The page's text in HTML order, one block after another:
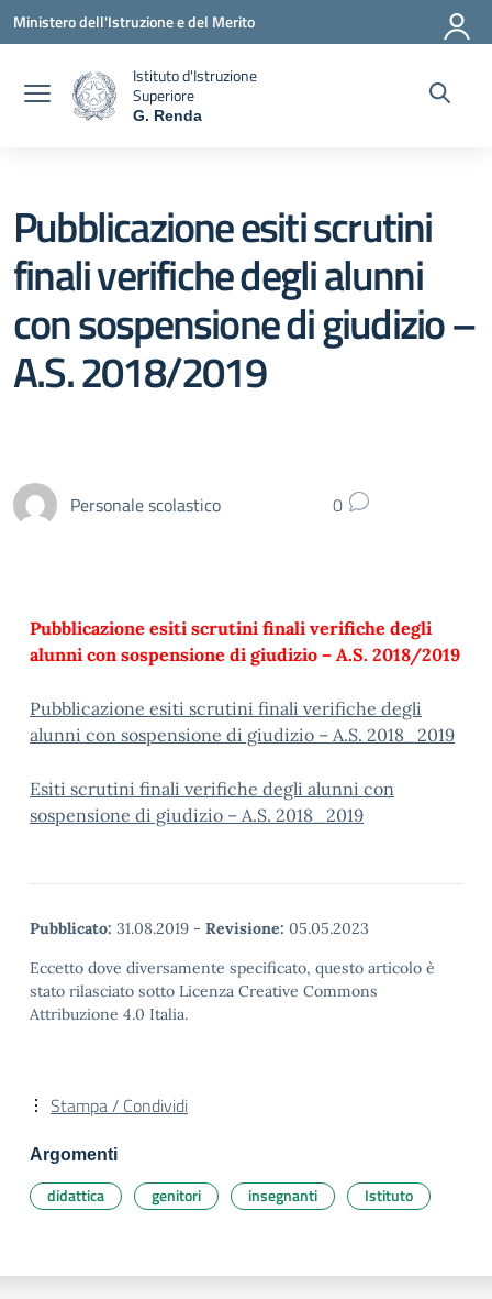
Vai ai contenuti
Vai al menu di navigazione
Vai al footer
Ministero dell'Istruzione e del Merito
Istituto d'Istruzione
Superiore
G. Renda
Pubblicazione esiti scrutini
finali verifiche degli alunni
con sospensione di giudizio –
A.S. 2018/2019
Personale scolastico 0
Pubblicazione esiti scrutini finali verifiche degli
alunni con sospensione di giudizio – A.S. 2018/2019
Pubblicazione esiti scrutini finali verifiche degli
alunni con sospensione di giudizio – A.S. 2018_2019
Esiti scrutini finali verifiche degli alunni con
sospensione di giudizio – A.S. 2018_2019
Pubblicato: 31.08.2019 - Revisione: 05.05.2023
Eccetto dove diversamente specificato, questo articolo è
stato rilasciato sotto Licenza Creative Commons
Attribuzione 4.0 Italia.
Stampa / Condividi
Argomenti
didattica genitori insegnanti Istituto